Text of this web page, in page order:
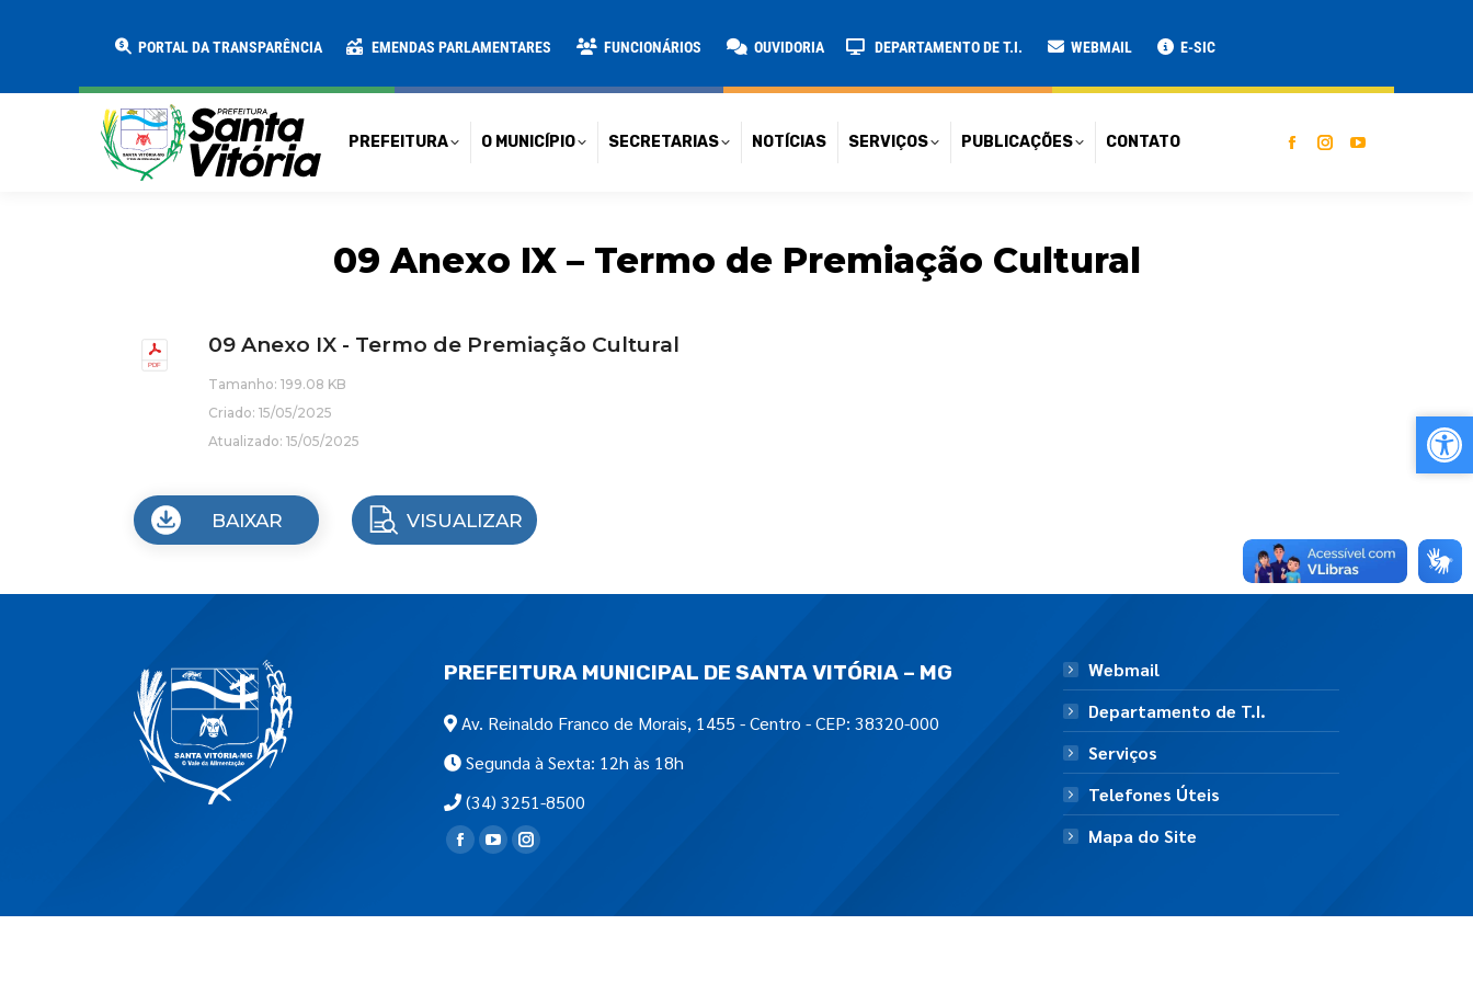
PORTAL DA TRANSPARÊNCIA EMENDAS PARLAMENTARES FUNCIONÁRIOS OUVIDORIA DEPARTAMENTO DE T.I. WEBMAIL E-SIC
PREFEITURA O MUNICÍPIO SECRETARIAS NOTÍCIAS SERVIÇOS PUBLICAÇÕES CONTATO
09 Anexo IX – Termo de Premiação Cultural
09 Anexo IX - Termo de Premiação Cultural
Tamanho: 199.08 KB
Criado: 15/05/2025
Atualizado: 15/05/2025
BAIXAR VISUALIZAR
PREFEITURA MUNICIPAL DE SANTA VITÓRIA – MG
Av. Reinaldo Franco de Morais, 1455 - Centro - CEP: 38320-000
Segunda à Sexta: 12h às 18h
(34) 3251-8500
Encontre-nos em:
Webmail
Departamento de T.I.
Serviços
Telefones Úteis
Mapa do Site